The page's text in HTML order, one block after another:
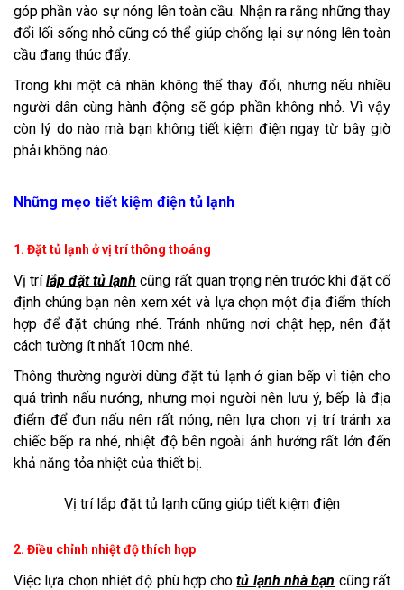
góp phần vào sự nóng lên toàn cầu. Nhận ra rằng những thay
đổi lối sống nhỏ cũng có thể giúp chống lại sự nóng lên toàn
cầu đang thúc đẩy.
Trong khi một cá nhân không thể thay đổi, nhưng nếu nhiều
người dân cùng hành động sẽ góp phần không nhỏ. Vì vậy
còn lý do nào mà bạn không tiết kiệm điện ngay từ bây giờ
phải không nào.
Những mẹo tiết kiệm điện tủ lạnh
1. Đặt tủ lạnh ở vị trí thông thoáng
Vị trílắp đặt tủ lạnh cũng rất quan trọng nên trước khi đặt cố
định chúng bạn nên xem xét và lựa chọn một địa điểm thích
hợp để đặt chúng nhé. Tránh những nơi chật hẹp, nên đặt
cách tường ít nhất 10cm nhé.
Thông thường người dùng đặt tủ lạnh ở gian bếp vì tiện cho
quá trình nấu nướng, nhưng mọi người nên lưu ý, bếp là địa
điểm để đun nấu nên rất nóng, nên lựa chọn vị trí tránh xa
chiếc bếp ra nhé, nhiệt độ bên ngoài ảnh hưởng rất lớn đến
khả năng tỏa nhiệt của thiết bị.
Vị trí lắp đặt tủ lạnh cũng giúp tiết kiệm điện
2. Điều chỉnh nhiệt độ thích hợp
Việc lựa chọn nhiệt độ phù hợp chotủ lạnh nhà bạn cũng rất